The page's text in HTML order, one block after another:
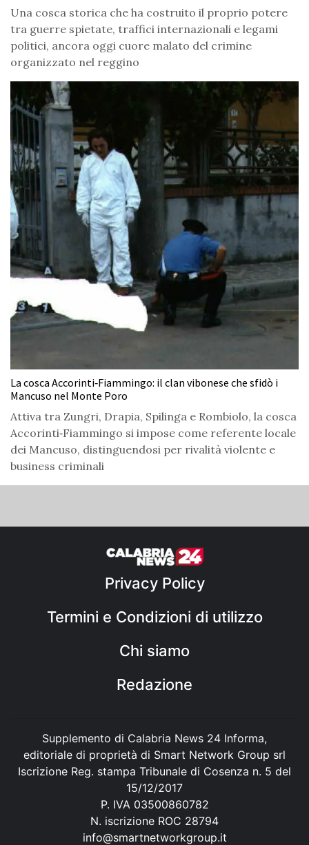
Una cosca storica che ha costruito il proprio potere
tra guerre spietate, traffici internazionali e legami
politici, ancora oggi cuore malato del crimine
organizzato nel reggino
La cosca Accorinti‑Fiammingo: il clan vibonese che sfidò i
Mancuso nel Monte Poro
Attiva tra Zungri, Drapia, Spilinga e Rombiolo, la cosca
Accorinti‑Fiammingo si impose come referente locale
dei Mancuso, distinguendosi per rivalità violente e
business criminali
Privacy Policy
Termini e Condizioni di utilizzo
Chi siamo
Redazione
Supplemento di Calabria News 24 Informa,
editoriale di proprietà di Smart Network Group srl
Iscrizione Reg. stampa Tribunale di Cosenza n. 5 del
15/12/2017
P. IVA 03500860782
N. iscrizione ROC 28794
info@smartnetworkgroup.it